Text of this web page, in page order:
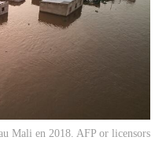
Mali en 2018. AFP or licensors